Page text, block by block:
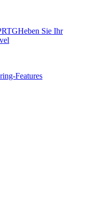
Heben Sie Ihr
Features